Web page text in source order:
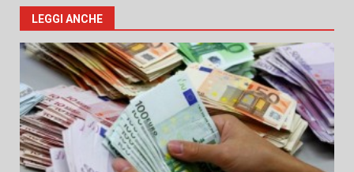
LEGGI ANCHE